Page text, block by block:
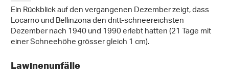
Ein Rückblick auf den vergangenen Dezember zeigt, dass
Locarno und Bellinzona den dritt-schneereichsten
Dezember nach 1940 und 1990 erlebt hatten (21 Tage mit
einer Schneehöhe grösser gleich 1 cm).
Lawinenunfälle